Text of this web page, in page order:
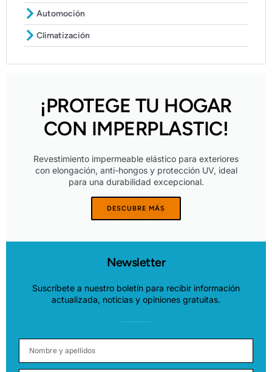
Automoción
Climatización
¡PROTEGE TU HOGAR
CON IMPERPLASTIC!
Revestimiento impermeable elástico para exteriores
con elongación, anti-hongos y protección UV, ideal
para una durabilidad excepcional.
DESCUBRE MÁS
Newsletter
Suscríbete a nuestro boletín para recibir información
actualizada, noticias y opiniones gratuitas.